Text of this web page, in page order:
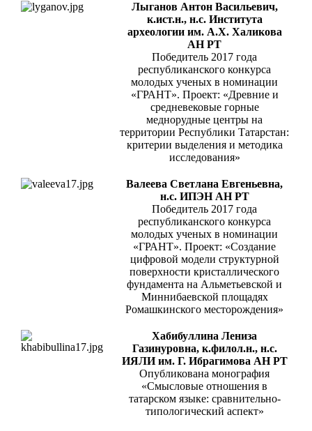
Лыганов Антон Васильевич,
к.ист.н., н.с. Института
археологии им. А.Х. Халикова
АН РТ
Победитель 2017 года
республиканского конкурса
молодых ученых в номинации
«ГРАНТ». Проект: «Древние и
средневековые горные
меднорудные центры на
территории Республики Татарстан:
критерии выделения и методика
исследования»
Валеева Светлана Евгеньевна,
н.с. ИПЭН АН РТ
Победитель 2017 года
республиканского конкурса
молодых ученых в номинации
«ГРАНТ». Проект: «Создание
цифровой модели структурной
поверхности кристаллического
фундамента на Альметьевской и
Миннибаевской площадях
Ромашкинского месторождения»
Хабибуллина Лениза
Газинуровна, к.филол.н., н.с.
ИЯЛИ им. Г. Ибрагимова АН РТ
Опубликована монография
«Смысловые отношения в
татарском языке: сравнительно-
типологический аспект»